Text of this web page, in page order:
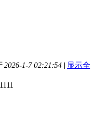
2026-1-7 02:21:54 | 显示全